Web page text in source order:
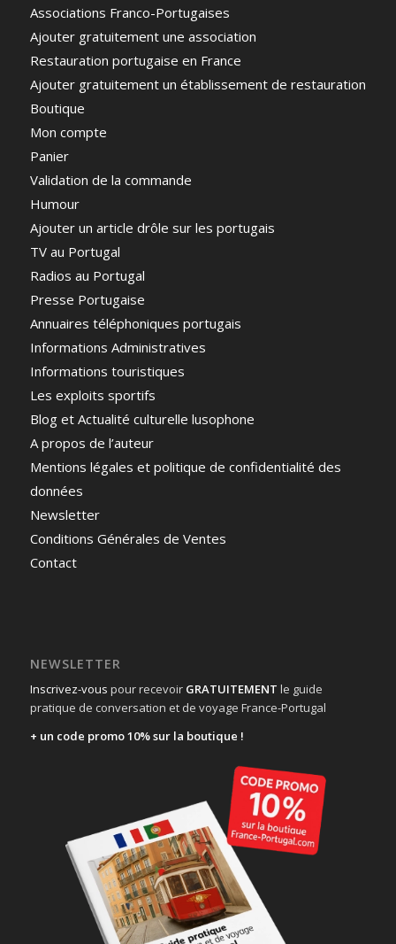
Associations Franco-Portugaises
Ajouter gratuitement une association
Restauration portugaise en France
Ajouter gratuitement un établissement de restauration
Boutique
Mon compte
Panier
Validation de la commande
Humour
Ajouter un article drôle sur les portugais
TV au Portugal
Radios au Portugal
Presse Portugaise
Annuaires téléphoniques portugais
Informations Administratives
Informations touristiques
Les exploits sportifs
Blog et Actualité culturelle lusophone
A propos de l’auteur
Mentions légales et politique de confidentialité des
données
Newsletter
Conditions Générales de Ventes
Contact
NEWSLETTER
Inscrivez-vous pour recevoir GRATUITEMENT le guide
pratique de conversation et de voyage France-Portugal
+ un code promo 10% sur la boutique !